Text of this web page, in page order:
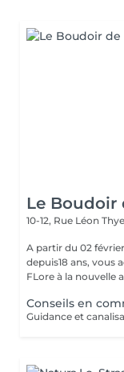
Le Boudoir
10-12, Rue Léon
A partir du 02 février 2026, Florence, riche de
depuis18 ans, vous
FLore à la nouvelle
Conseils en
Guidance et